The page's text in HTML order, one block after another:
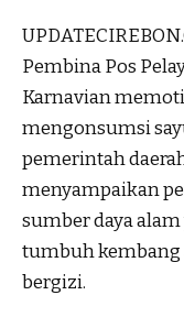
Pembina Pos
Karnavian
mengonsumsi
pemerintah
menyampaikan
sumber daya
tumbuh kembang
bergizi.